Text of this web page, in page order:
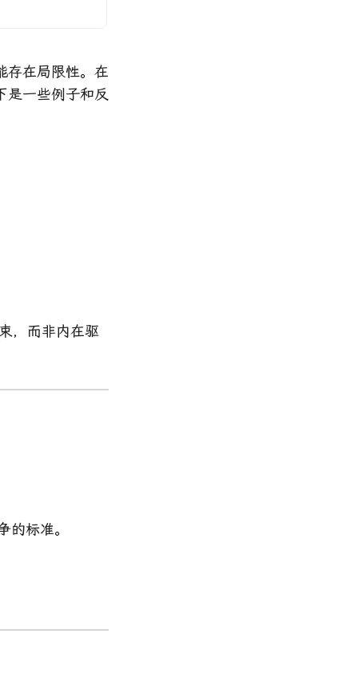
存在局限性。在
是一些例子和反
，而非内在驱
标准。